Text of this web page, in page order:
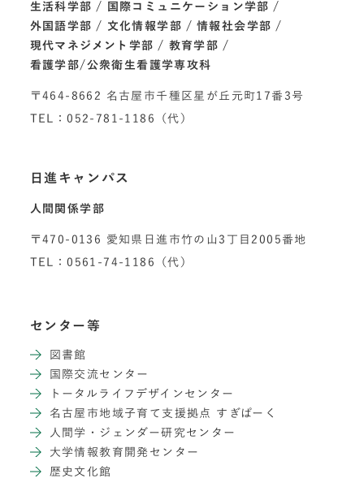
生活科学部
国際コミュニケーション学部
外国語学部
文化情報学部
情報社会学部
現代マネジメント学部
教育学部
看護学部/公衆衛生看護学専攻科
〒464-8662 名古屋市千種区星が丘元町17番3号
TEL：052-781-1186（代）
日進キャンパス
人間関係学部
〒470-0136 愛知県日進市竹の山3丁目2005番地
TEL：0561-74-1186（代）
センター等
図書館
国際交流センター
トータルライフデザインセンター
名古屋市地域子育て支援拠点 すぎぱーく
人間学・ジェンダー研究センター
大学情報教育開発センター
歴史文化館